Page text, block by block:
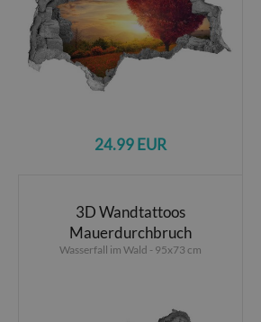
24.99 EUR
3D Wandtattoos
Mauerdurchbruch
Wasserfall im Wald - 95x73 cm